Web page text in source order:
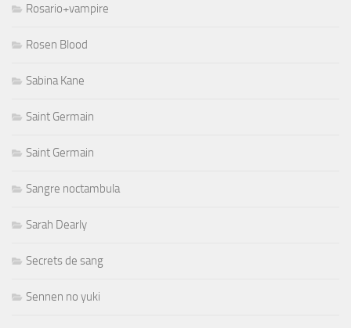
Rosario+vampire
Rosen Blood
Sabina Kane
Saint Germain
Saint Germain
Sangre noctambula
Sarah Dearly
Secrets de sang
Sennen no yuki